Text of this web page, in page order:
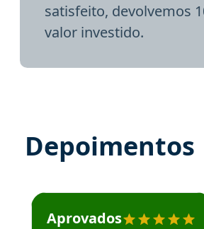
satisfeito, devolvemos
valor investido.
Depoimentos
Estudante José recomenda o
Aprovados